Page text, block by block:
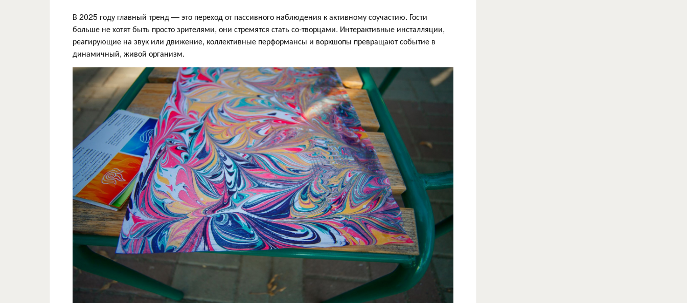
В 2025 году главный тренд — это переход от пассивного наблюдения к активному соучастию. Гости
больше не хотят быть просто зрителями, они стремятся стать со-творцами. Интерактивные инсталляции,
реагирующие на звук или движение, коллективные перформансы и воркшопы превращают событие в
динамичный, живой организм.